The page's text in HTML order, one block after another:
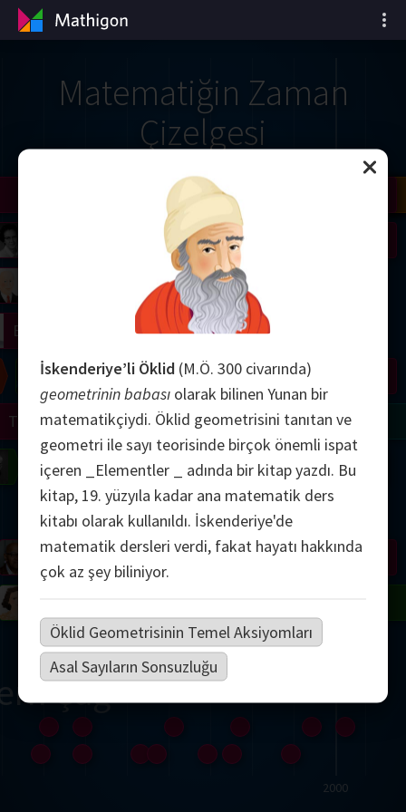
Matematiğin Zaman
Çizelgesi
2000
Çağ
Mirzakhani
Tao
Perelman
Zhang
Daubechies
Bourgain
Wiles
Shamir
Yau
Thurston
Uhlenbeck
Langlands
Penrose
Serre
Mandelbrot
Wilkins
Blackwell
Gardner
Erdős
Turing
Chernİskenderiye’li Öklid (M.Ö. 300 civarında)
geometrinin babası olarak bilinen Yunan bir
matematikçiydi. Öklid geometrisini tanıtan ve
geometri ile sayı teorisinde birçok önemli ispat
içeren _Elementler _ adında bir kitap yazdı. Bu
kitap, 19. yüzyıla kadar ana matematik ders
kitabı olarak kullanıldı. İskenderiye'de
matematik dersleri verdi, fakat hayatı hakkında
çok az şey biliniyor.
Öklid Geometrisinin Temel Aksiyomları
Asal Sayıların Sonsuzluğu